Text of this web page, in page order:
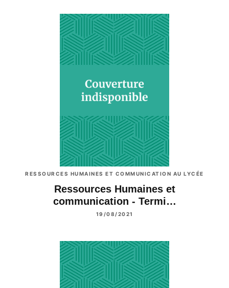
RESSOURCES HUMAINES ET COMMUNICATION AU LYCÉE
Ressources Humaines et
communication - Termi…
19/08/2021